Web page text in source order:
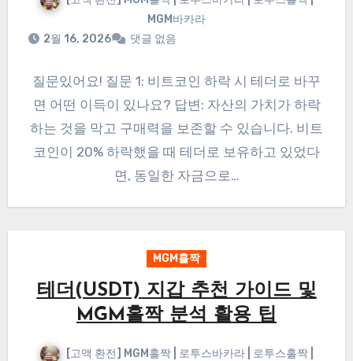
MGM바카라
2월 16, 2026
댓글 없음
질문있어요! 질문 1: 비트코인 하락 시 테더로 바꾸
면 어떤 이득이 있나요? 답변: 자산의 가치가 하락
하는 것을 막고 구매력을 보존할 수 있습니다. 비트
코인이 20% 하락했을 때 테더로 보유하고 있었다
면, 동일한 자금으로…
MGM홀짝
테더(USDT) 지갑 추천 가이드 및
MGM홀짝 분석 활용 팁
[고액 환전] MGM홀짝 | 로투스바카라 | 로투스홀짝 |